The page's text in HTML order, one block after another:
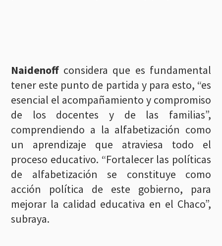
Naidenoff considera que es fundamental
tener este punto de partida y para esto, “es
esencial el acompañamiento y compromiso
de los docentes y de las familias”,
comprendiendo a la alfabetización como
un aprendizaje que atraviesa todo el
proceso educativo. “Fortalecer las políticas
de alfabetización se constituye como
acción política de este gobierno, para
mejorar la calidad educativa en el Chaco”,
subraya.